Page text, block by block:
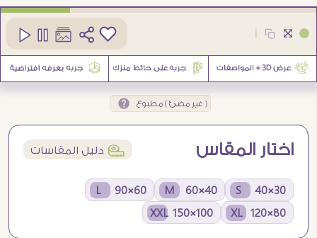
( غير مضئ ) مطبوع
اختار المقاس í دليل المقاسات
30×40 S
40×60 M
60×90 L
80×120 XL
100×150 XXL